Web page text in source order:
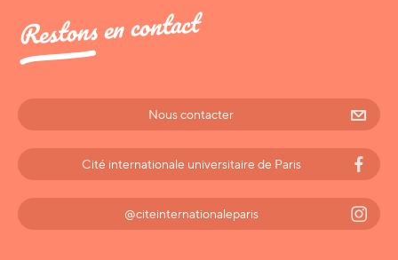
Restons en contact
Nous contacter
Cité internationale universitaire de Paris
@citeinternationaleparis